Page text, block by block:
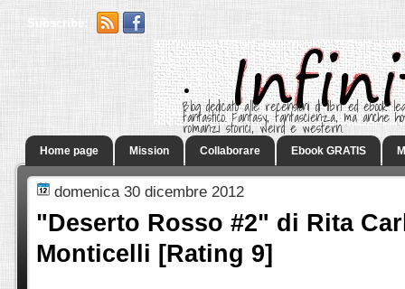
Subscribe:
.
Blog dedicato alle recensioni di libri ed ebook
fantastico. Fantasy, fantascienza, ma anche
romanzi storici, weird e western.
Home page Mission Collaborare Ebook GRATIS
domenica 30 dicembre 2012
"Deserto Rosso #2" di Rita
Monticelli [Rating 9]